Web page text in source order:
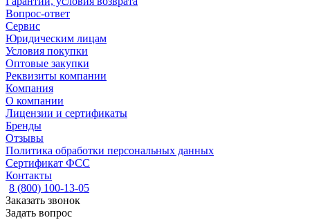
Вопрос-ответ
Сервис
Юридическим лицам
Условия покупки
Оптовые закупки
Реквизиты компании
Компания
О компании
Лицензии и сертификаты
Бренды
Отзывы
Политика обработки персональных данных
Сертификат ФСС
Контакты
8 (800) 100-13-05
Заказать звонок
Задать вопрос